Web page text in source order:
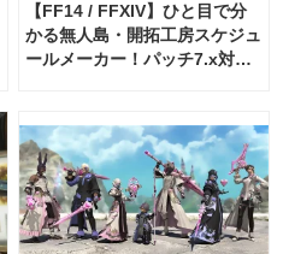
【FF14 / FFXIV】ひと目で分
かる無人島・開拓工房スケジュ
ールメーカー！パッチ7.x対応